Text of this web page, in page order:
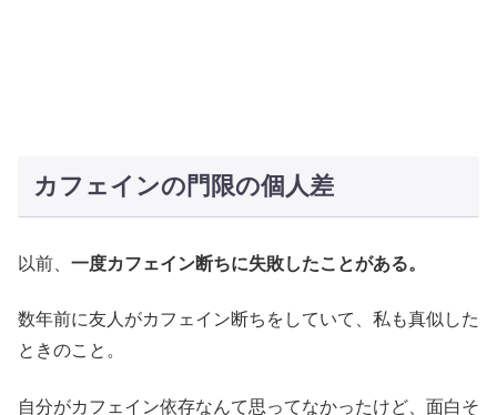
カフェインの門限の個人差
以前、 一度カフェイン断ちに失敗したことがある。
数年前に友人がカフェイン断ちをしていて、私も真似した
ときのこと。
自分がカフェイン依存なんて思ってなかったけど、面白そ